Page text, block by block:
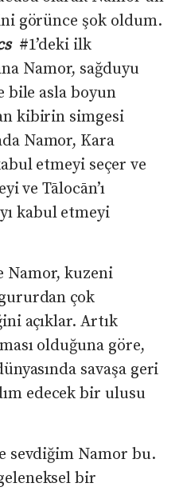
görünce şok oldum.
#1’deki ilk
Namor, sağduyu
asla boyun
kibirin simgesi
Namor, Kara
etmeyi seçer ve
ve Tālocān’ı
kabul etmeyi
Namor, kuzeni
çok
açıklar. Artık
olduğuna göre,
savaşa geri
edecek bir ulusu
sevdiğim Namor bu.
bir